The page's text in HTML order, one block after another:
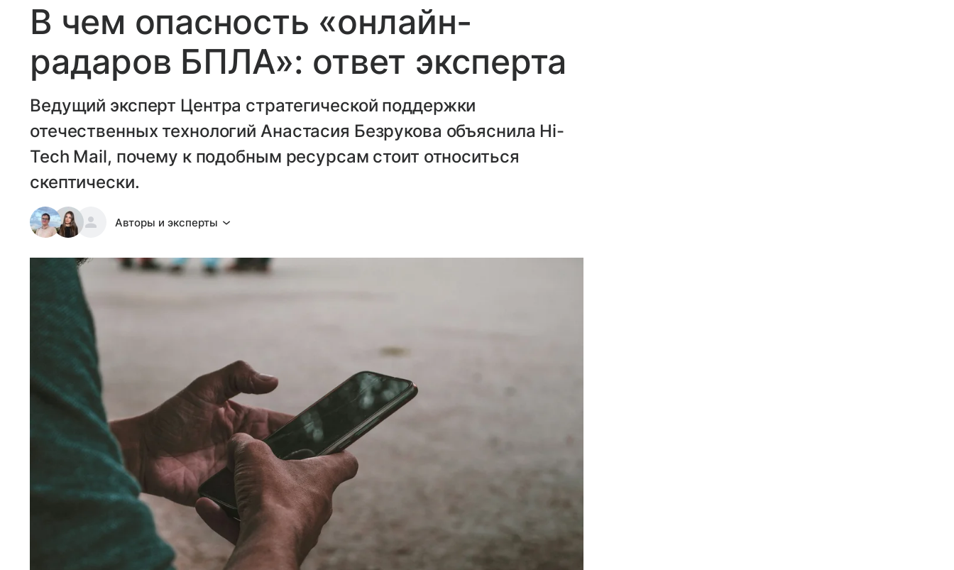
В чем опасность «онлайн-
радаров БПЛА»: ответ эксперта
Ведущий эксперт Центра стратегической поддержки
отечественных технологий Анастасия Безрукова объяснила Hi-
Tech Mail, почему к подобным ресурсам стоит относиться
скептически.
Авторы и эксперты